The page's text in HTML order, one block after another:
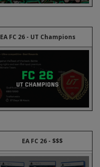
EA FC 26 - UT Champions
EA FC 26 - $$$